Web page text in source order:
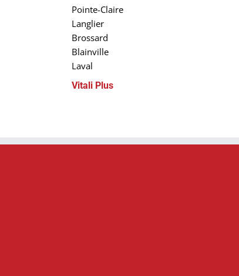
Pointe-Claire
Langlier
Brossard
Blainville
Laval
Vitali Plus